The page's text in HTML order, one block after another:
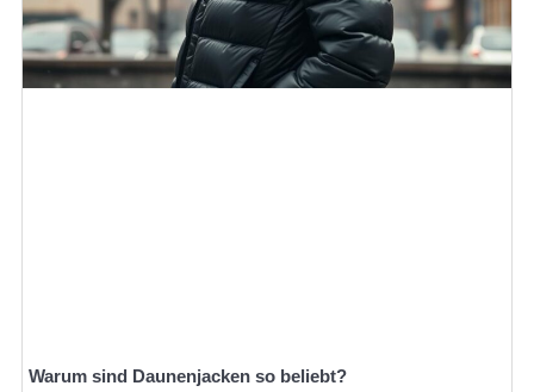
Warum sind Daunenjacken so beliebt?